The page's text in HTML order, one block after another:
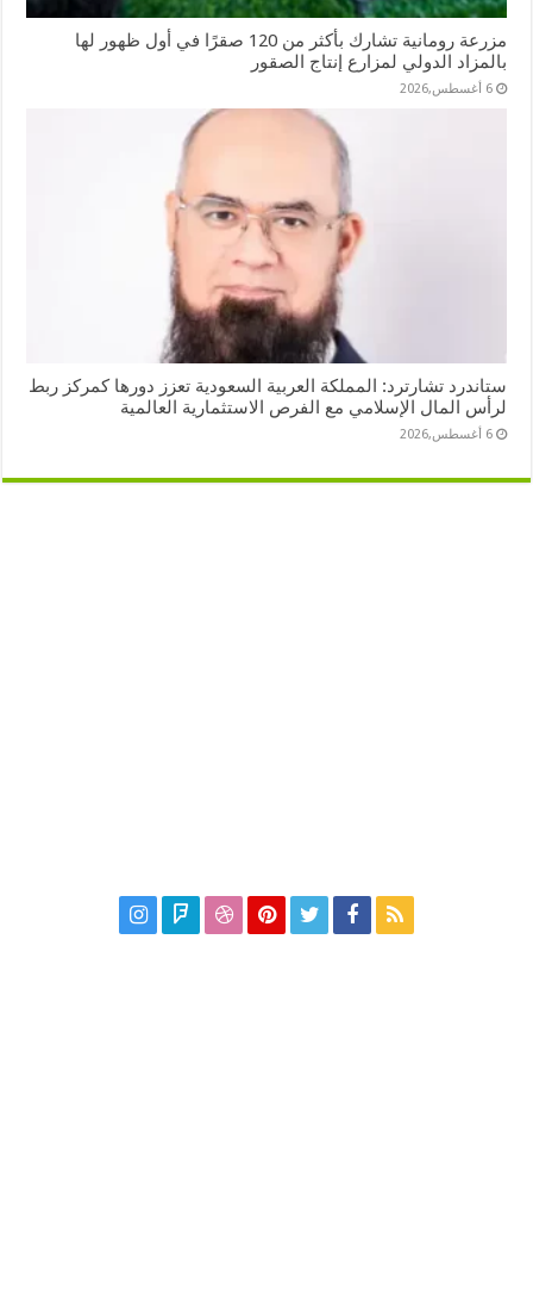
مزرعة رومانية تشارك بأكثر من 120 صقرًا في أول ظهور لها
بالمزاد الدولي لمزارع إنتاج الصقور
6 أغسطس,2026
ستاندرد تشارترد: المملكة العربية السعودية تعزز دورها كمركز ربط
لرأس المال الإسلامي مع الفرص الاستثمارية العالمية
6 أغسطس,2026